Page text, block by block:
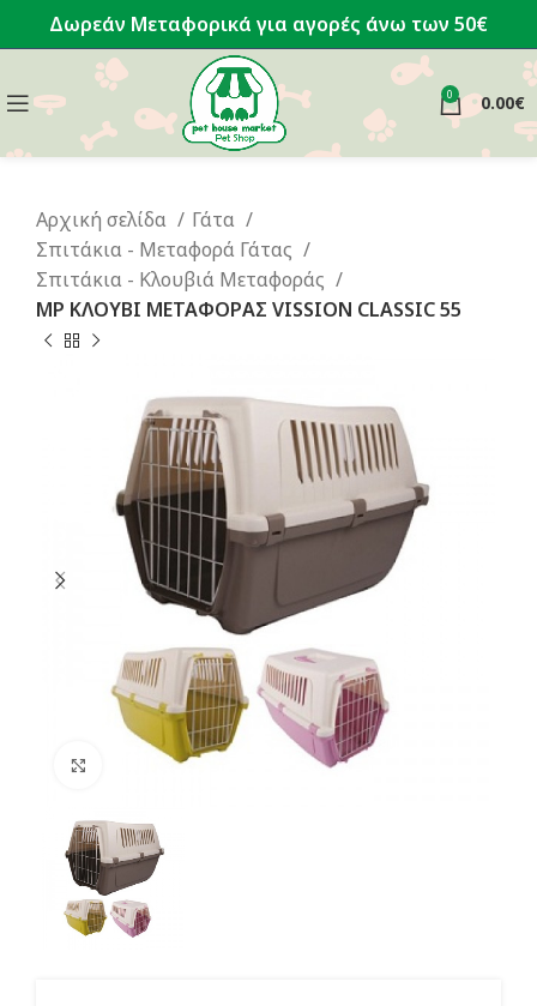
Δωρεάν Μεταφορικά για αγορές άνω των 50€
0 0.00€
Αρχική σελίδα
Γάτα
Σπιτάκια - Μεταφορά Γάτας
Σπιτάκια - Κλουβιά Μεταφοράς
MP ΚΛΟΥΒΙ ΜΕΤΑΦΟΡΑΣ VISSION CLASSIC 55
Click to enlarge